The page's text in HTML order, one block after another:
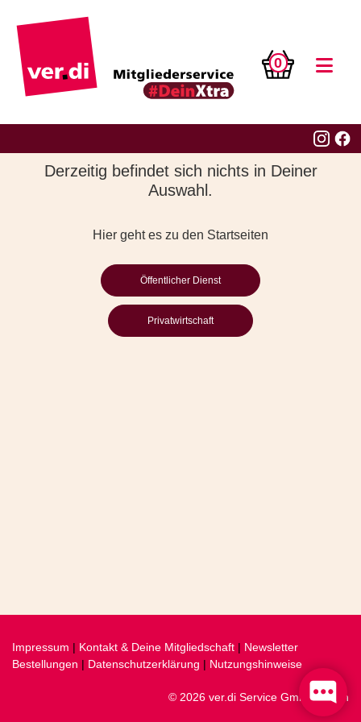
0
Derzeitig befindet sich nichts in Deiner
Auswahl.
Hier geht es zu den Startseiten
Öffentlicher Dienst
Privatwirtschaft
Impressum | Kontakt & Deine Mitgliedschaft | Newsletter
Bestellungen | Datenschutzerklärung | Nutzungshinweise
© 2026 ver.di Service GmbH, Berlin